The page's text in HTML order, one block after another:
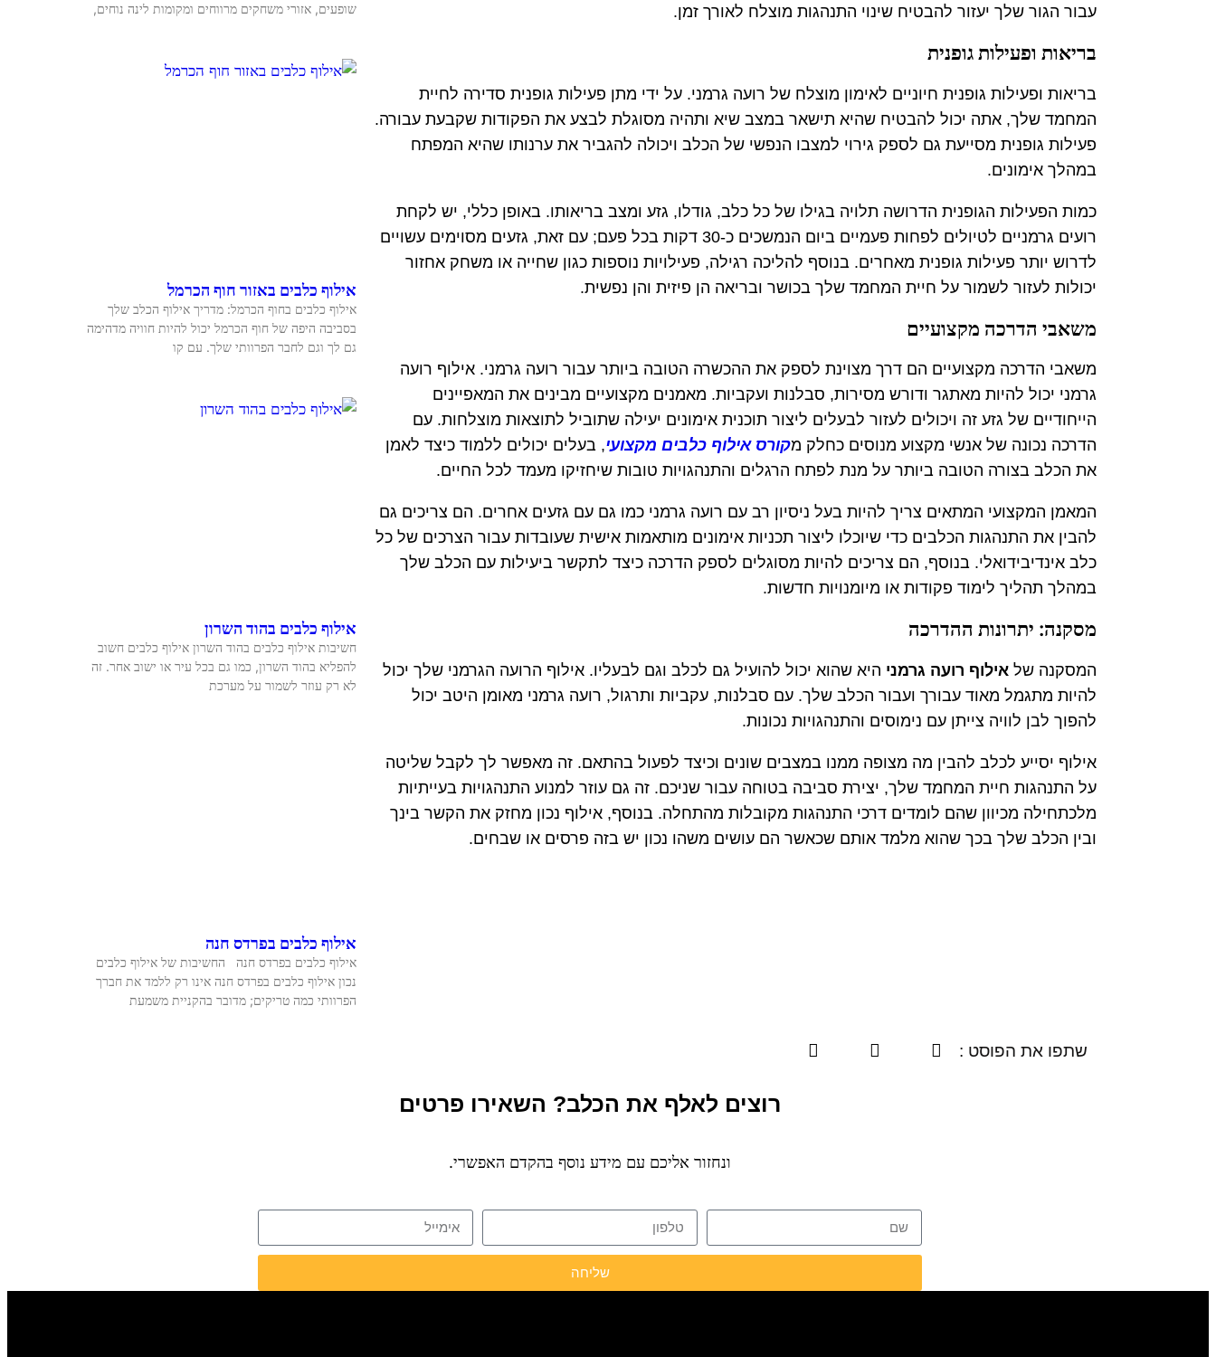
עבור הגור שלך יעזור להבטיח שינוי התנהגות מוצלח לאורך זמן.
בריאות ופעילות גופנית
בריאות ופעילות גופנית חיוניים לאימון מוצלח של רועה גרמני. על ידי מתן פעילות גופנית סדירה לחיית
המחמד שלך, אתה יכול להבטיח שהיא תישאר במצב שיא ותהיה מסוגלת לבצע את הפקודות שקבעת עבורה.
פעילות גופנית מסייעת גם לספק גירוי למצבו הנפשי של הכלב ויכולה להגביר את ערנותו שהיא המפתח
במהלך אימונים.
כמות הפעילות הגופנית הדרושה תלויה בגילו של כל כלב, גודלו, גזע ומצב בריאותו. באופן כללי, יש לקחת
רועים גרמניים לטיולים לפחות פעמיים ביום הנמשכים כ-30 דקות בכל פעם; עם זאת, גזעים מסוימים עשויים
לדרוש יותר פעילות גופנית מאחרים. בנוסף להליכה רגילה, פעילויות נוספות כגון שחייה או משחק אחזור
יכולות לעזור לשמור על חיית המחמד שלך בכושר ובריאה הן פיזית והן נפשית.
משאבי הדרכה מקצועיים
משאבי הדרכה מקצועיים הם דרך מצוינת לספק את ההכשרה הטובה ביותר עבור רועה גרמני. אילוף רועה
גרמני יכול להיות מאתגר ודורש מסירות, סבלנות ועקביות. מאמנים מקצועיים מבינים את המאפיינים
הייחודיים של גזע זה ויכולים לעזור לבעלים ליצור תוכנית אימונים יעילה שתוביל לתוצאות מוצלחות. עם
הדרכה נכונה של אנשי מקצוע מנוסים כחלק מקורס אילוף כלבים מקצועי, בעלים יכולים ללמוד כיצד לאמן
את הכלב בצורה הטובה ביותר על מנת לפתח הרגלים והתנהגויות טובות שיחזיקו מעמד לכל החיים.
המאמן המקצועי המתאים צריך להיות בעל ניסיון רב עם רועה גרמני כמו גם עם גזעים אחרים. הם צריכים גם
להבין את התנהגות הכלבים כדי שיוכלו ליצור תכניות אימונים מותאמות אישית שעובדות עבור הצרכים של כל
כלב אינדיבידואלי. בנוסף, הם צריכים להיות מסוגלים לספק הדרכה כיצד לתקשר ביעילות עם הכלב שלך
במהלך תהליך לימוד פקודות או מיומנויות חדשות.
מסקנה: יתרונות ההדרכה
המסקנה של אילוף רועה גרמני היא שהוא יכול להועיל גם לכלב וגם לבעליו. אילוף הרועה הגרמני שלך יכול
להיות מתגמל מאוד עבורך ועבור הכלב שלך. עם סבלנות, עקביות ותרגול, רועה גרמני מאומן היטב יכול
להפוך לבן לוויה צייתן עם נימוסים והתנהגויות נכונות.
אילוף יסייע לכלב להבין מה מצופה ממנו במצבים שונים וכיצד לפעול בהתאם. זה מאפשר לך לקבל שליטה
על התנהגות חיית המחמד שלך, יצירת סביבה בטוחה עבור שניכם. זה גם עוזר למנוע התנהגויות בעייתיות
מלכתחילה מכיוון שהם לומדים דרכי התנהגות מקובלות מהתחלה. בנוסף, אילוף נכון מחזק את הקשר בינך
ובין הכלב שלך בכך שהוא מלמד אותם שכאשר הם עושים משהו נכון יש בזה פרסים או שבחים.
שופעים, אזורי משחקים מרווחים ומקומות לינה נוחים,
אילוף כלבים באזור חוף הכרמל
אילוף כלבים בחוף הכרמל: מדריך אילוף הכלב שלך
בסביבה היפה של חוף הכרמל יכול להיות חוויה מדהימה
גם לך וגם לחבר הפרוותי שלך. עם קו
אילוף כלבים בהוד השרון
חשיבות אילוף כלבים בהוד השרון אילוף כלבים חשוב
להפליא בהוד השרון, כמו גם בכל עיר או ישוב אחר. זה
לא רק עוזר לשמור על מערכת
אילוף כלבים בפרדס חנה
אילוף כלבים בפרדס חנה החשיבות של אילוף כלבים
נכון אילוף כלבים בפרדס חנה אינו רק ללמד את חברך
הפרוותי כמה טריקים; מדובר בהקניית משמעת
שתפו את הפוסט :
רוצים לאלף את הכלב? השאירו פרטים
ונחזור אליכם עם מידע נוסף בהקדם האפשרי.
שליחה